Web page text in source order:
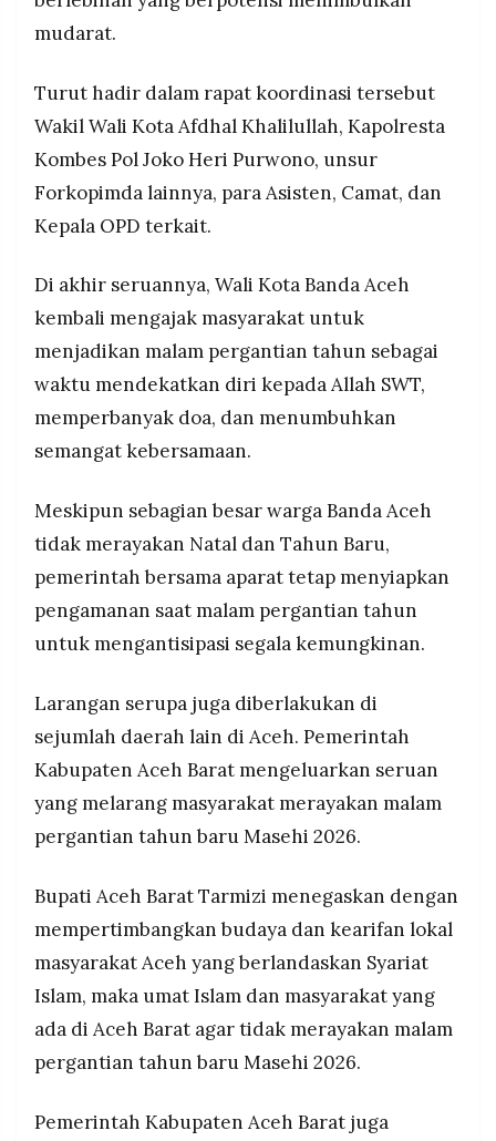
mudarat.
Turut hadir dalam rapat koordinasi tersebut
Wakil Wali Kota Afdhal Khalilullah, Kapolresta
Kombes Pol Joko Heri Purwono, unsur
Forkopimda lainnya, para Asisten, Camat, dan
Kepala OPD terkait.
Di akhir seruannya, Wali Kota Banda Aceh
kembali mengajak masyarakat untuk
menjadikan malam pergantian tahun sebagai
waktu mendekatkan diri kepada Allah SWT,
memperbanyak doa, dan menumbuhkan
semangat kebersamaan.
Meskipun sebagian besar warga Banda Aceh
tidak merayakan Natal dan Tahun Baru,
pemerintah bersama aparat tetap menyiapkan
pengamanan saat malam pergantian tahun
untuk mengantisipasi segala kemungkinan.
Larangan serupa juga diberlakukan di
sejumlah daerah lain di Aceh. Pemerintah
Kabupaten Aceh Barat mengeluarkan seruan
yang melarang masyarakat merayakan malam
pergantian tahun baru Masehi 2026.
Bupati Aceh Barat Tarmizi menegaskan dengan
mempertimbangkan budaya dan kearifan lokal
masyarakat Aceh yang berlandaskan Syariat
Islam, maka umat Islam dan masyarakat yang
ada di Aceh Barat agar tidak merayakan malam
pergantian tahun baru Masehi 2026.
Pemerintah Kabupaten Aceh Barat juga